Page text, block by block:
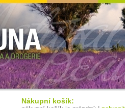
Nákupní košík: